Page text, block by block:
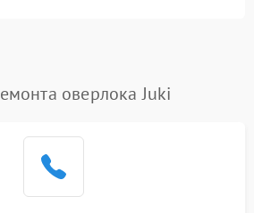
оверлока Juki